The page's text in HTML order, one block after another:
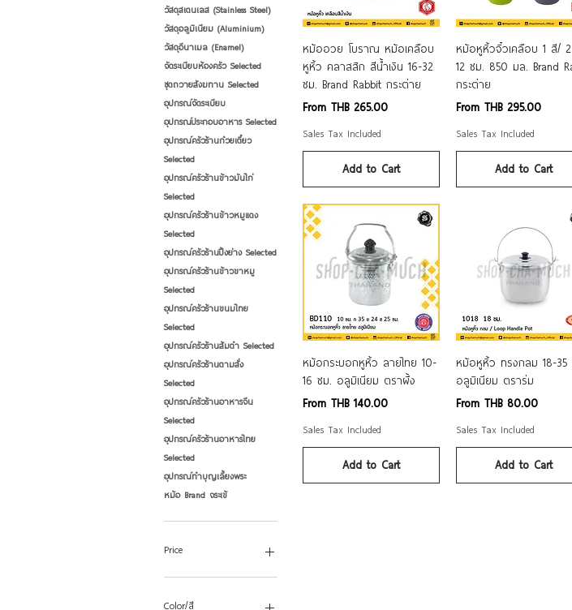
วัสดุสเตนเลส (Stainless Steel)
วัสดุอลูมิเนียม (Aluminium)
วัสดุอีนาเมล (Enamel)
จัดระเบียบห้องครัว Selected
ชุดถวายสังฆทาน Selected
อุปกรณ์จัดระเบียบ
อุปกรณ์ประกอบอาหาร Selected
อุปกรณ์ครัวร้านก๋วยเตี๋ยว
Selected
อุปกรณ์ครัวร้านข้าวมันไก่
Selected
อุปกรณ์ครัวร้านข้าวหมูแดง
Selected
อุปกรณ์ครัวร้านปิ้งย่าง Selected
อุปกรณ์ครัวร้านข้าวขาหมู
Selected
อุปกรณ์ครัวร้านขนมไทย
Selected
อุปกรณ์ครัวร้านส้มตำ Selected
อุปกรณ์ครัวร้านตามสั่ง
Selected
อุปกรณ์ครัวร้านอาหารจีน
Selected
อุปกรณ์ครัวร้านอาหารไทย
Selected
อุปกรณ์ทำบุญเลี้ยงพระ
หม้อ Brand จระเข้
Price
THB 80
Color/สี
Quick View
หม้ออวย โบราณ หม้อเคลือบ
หูหิ้ว คลาสสิก สีน้ำเงิน 16-32
ซม. Brand Rabbit กระต่าย
From THB 265.00
Sale Price
Sales Tax Included
Add to Cart
Quick View
หม้อหูหิ้วจิ๋วเคลือบ 1 สี/
12 ซม. 850 มล. Brand
กระต่าย
From THB 295.00
Sale Price
Sales Tax Included
Add to Cart
Quick View
หม้อกระบอกหูหิ้ว ลายไทย 10-
16 ซม. อลูมิเนียม ตราผึ้ง
From THB 140.00
Sale Price
Sales Tax Included
Add to Cart
Quick View
หม้อหูหิ้ว ทรงกลม 18-35
อลูมิเนียม ตราร่ม
From THB 80.00
Sale Price
Sales Tax Included
Add to Cart